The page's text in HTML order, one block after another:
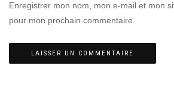
Enregistrer mon nom, mon e-mail et mon
pour mon prochain commentaire.